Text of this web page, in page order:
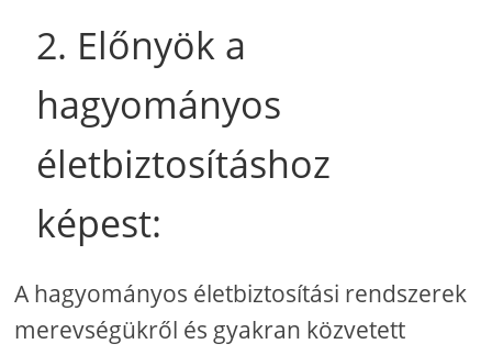
2. Előnyök a
hagyományos
életbiztosításhoz
képest:
A hagyományos életbiztosítási rendszerek
merevségükről és gyakran közvetett